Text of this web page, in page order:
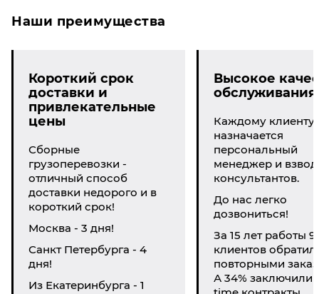
Наши преимущества
Короткий срок
доставки и
привлекательные
цены
Сборные
грузоперевозки -
отличный способ
доставки недорого и в
короткий срок!
Москва - 3 дня!
Санкт Петербурга - 4
дня!
Из Екатеринбурга - 1
Высокое
обслуживания
Каждому клиенту
назначается
персональный
менеджер и взвод
консультантов.
До нас легко
дозвониться!
За 15 лет работы
клиентов
повторными
А 34% заключили